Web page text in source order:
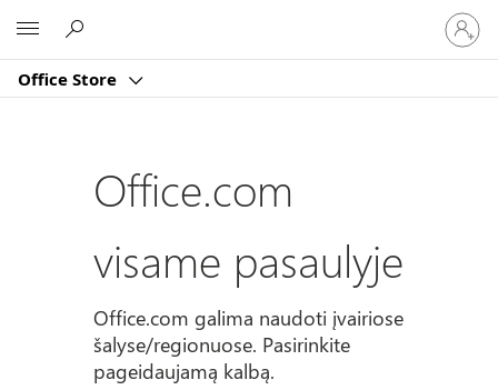
Office Store
prie
Office.com
visame pasaulyje
Office.com galima naudoti įvairiose
šalyse/regionuose. Pasirinkite
pageidaujamą kalbą.